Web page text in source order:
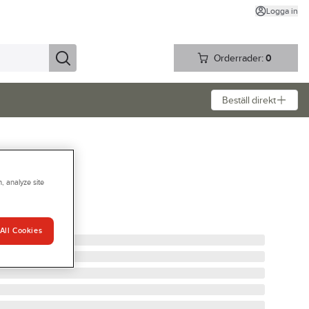
Logga in
Orderrader: 0
Beställ direkt
analyze site
Cookies